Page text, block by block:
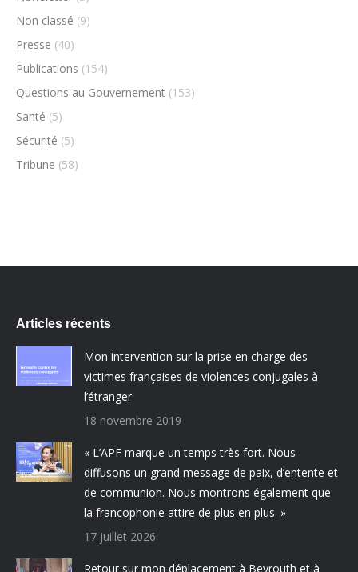
Non classé (9)
Presse (40)
Publications (154)
Questions au Gouvernement (153)
Santé (5)
Sécurité (5)
Tribune (58)
Articles récents
Mon intervention sur la prise en charge des
victimes françaises de violences conjugales à
l’étranger
18 novembre 2019
« L’APF marque un temps très fort. Nous
diffusons un grand message de paix, d’entente et
de communion. Nous montrons également que
la francophonie attire de plus en plus. »
17 juillet 2026
Retour sur mon déplacement à Beyrouth et à